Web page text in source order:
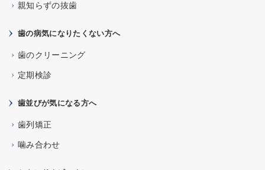
親知らずの抜歯
歯の病気になりたくない方へ
歯のクリーニング
定期検診
歯並びが気になる方へ
歯列矯正
噛み合わせ